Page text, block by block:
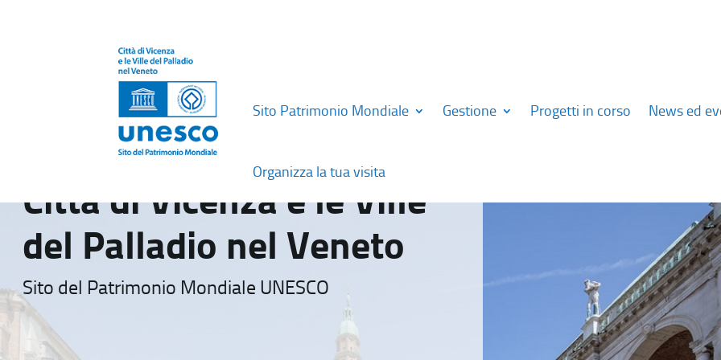
Sito Patrimonio Mondiale Gestione Progetti in corso News ed
Organizza la tua visita
Città di Vicenza e le Ville
del Palladio nel Veneto
Sito del Patrimonio Mondiale UNESCO